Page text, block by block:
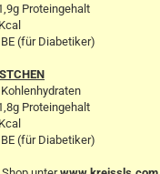
Proteingehalt
BE (für Diabetiker)
Kohlenhydraten
Proteingehalt
BE (für Diabetiker)